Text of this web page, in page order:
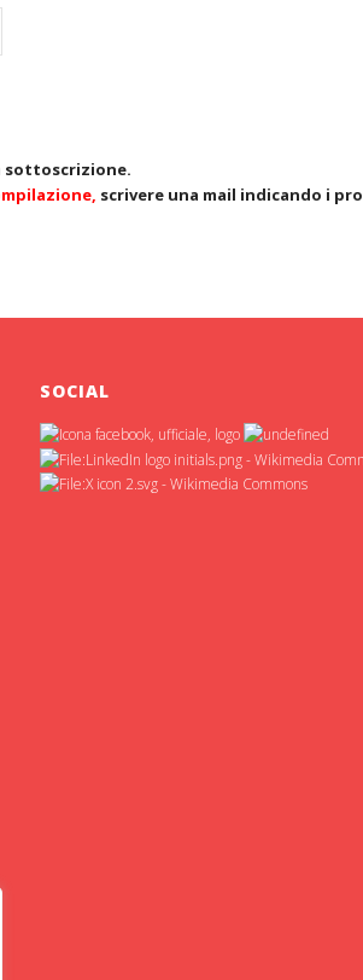
sottoscrizione.
scrivere una mail indicando i
SOCIAL